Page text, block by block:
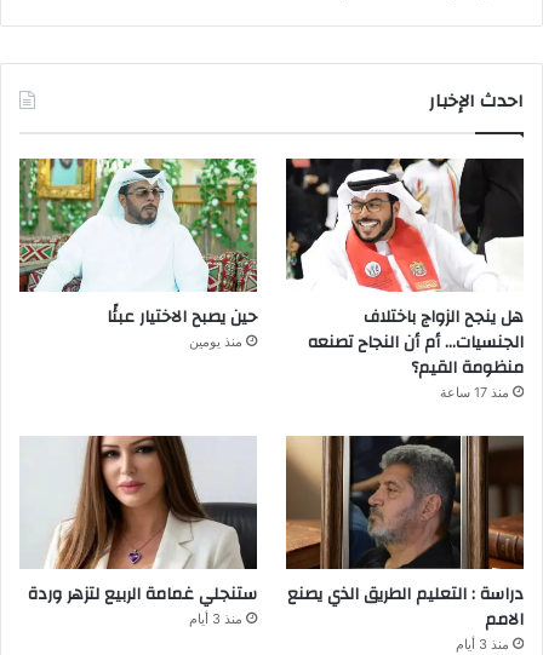
احدث الإخبار
هل ينجح الزواج باختلاف
الجنسيات… أم أن النجاح تصنعه
منظومة القيم؟
منذ 17 ساعة
حين يصبح الاختيار عبئًا
منذ يومين
دراسة : التعليم الطريق الذي يصنع
الامم
منذ 3 أيام
ستنجلي غمامة الربيع لتزهر وردة
منذ 3 أيام